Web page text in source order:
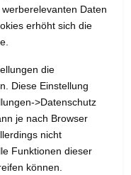
Daten
erhöht sich die
die
Diese Einstellung
>Datenschutz
je nach Browser
nicht
Funktionen dieser
können.